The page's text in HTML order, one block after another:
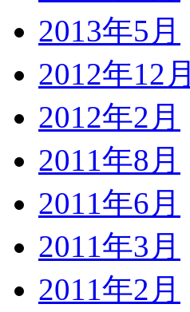
2013年5月
2012年12月
2012年2月
2011年8月
2011年6月
2011年3月
2011年2月